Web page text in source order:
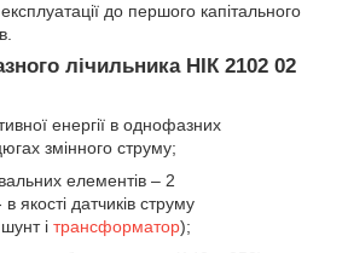
до першого капітального
лічильника НІК 2102 02
енергії в однофазних
змінного струму;
елементів – 2
якості датчиків струму
і трансформатор);